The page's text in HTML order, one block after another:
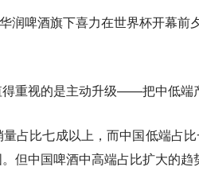
润啤酒旗下喜力在世界杯开幕前
重视的是主动升级——把中低端
占比七成以上，而中国低端占
但中国啤酒中高端占比扩大的趋